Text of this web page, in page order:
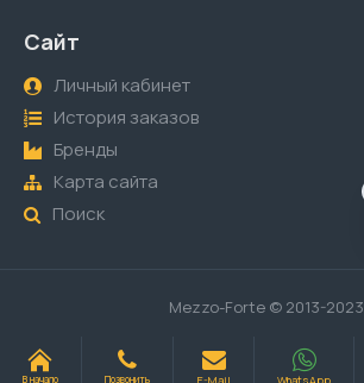
Сайт
Личный кабинет
История заказов
Бренды
Карта сайта
Поиск
Mezzo-Forte © 2013-2023
В начало Позвонить E-Mail WhatsApp